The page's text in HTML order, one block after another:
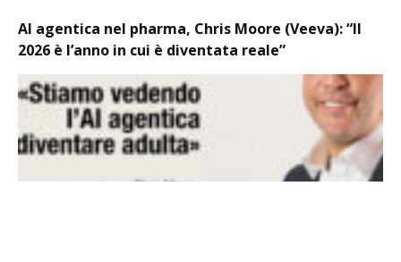
AI agentica nel pharma, Chris Moore (Veeva): “Il
2026 è l’anno in cui è diventata reale”